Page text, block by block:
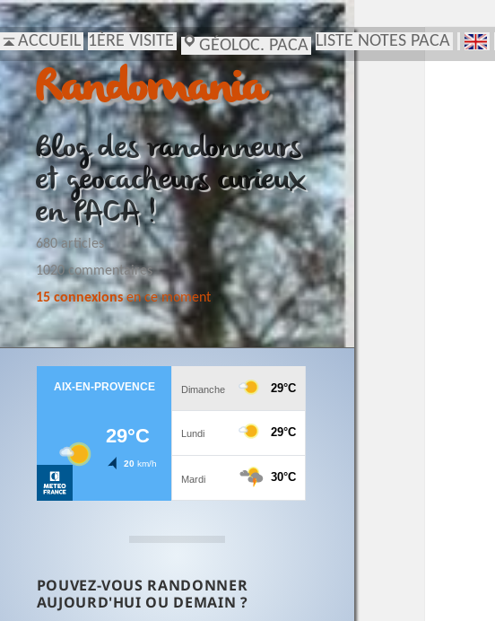
ACCUEIL 1ÈRE VISITE GÉOLOC. PACA LISTE NOTES PACA
Randomania
Blog des randonneurs
et geocacheurs curieux
en PACA !
680 articles
1020 commentaires
15 connexionsen ce moment
POUVEZ-VOUS RANDONNER
AUJOURD'HUI OU DEMAIN ?